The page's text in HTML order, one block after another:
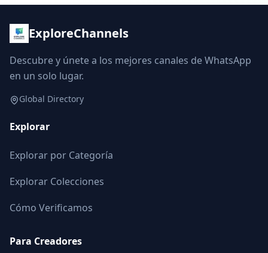
ExploreChannels
Descubre y únete a los mejores canales de WhatsApp
en un solo lugar.
Global Directory
Explorar
Explorar por Categoría
Explorar Colecciones
Cómo Verificamos
Para Creadores